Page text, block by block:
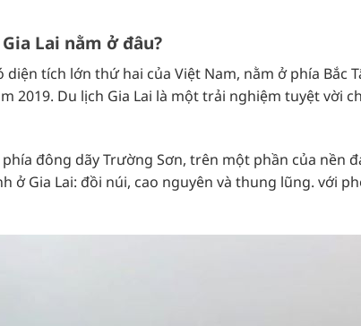
Lai nằm ở đâu?
diện tích lớn thứ hai của Việt Nam, nằm ở phía Bắc
2019. Du lịch Gia Lai là một trải nghiệm tuyệt vời
đông dãy Trường Sơn, trên một phần của nền
ở Gia Lai: đồi núi, cao nguyên và thung lũng. với